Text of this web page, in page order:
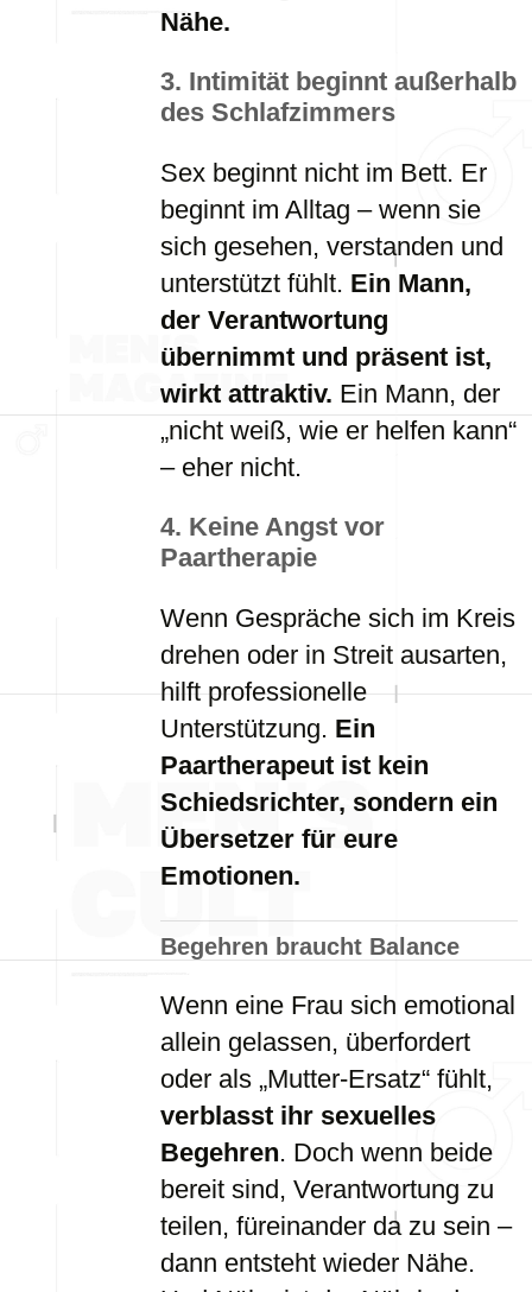
Nähe.
3. Intimität beginnt außerhalb
des Schlafzimmers
Sex beginnt nicht im Bett. Er
beginnt im Alltag – wenn sie
sich gesehen, verstanden und
unterstützt fühlt. Ein Mann,
der Verantwortung
übernimmt und präsent ist,
wirkt attraktiv. Ein Mann, der
„nicht weiß, wie er helfen kann“
– eher nicht.
4. Keine Angst vor
Paartherapie
Wenn Gespräche sich im Kreis
drehen oder in Streit ausarten,
hilft professionelle
Unterstützung. Ein
Paartherapeut ist kein
Schiedsrichter, sondern ein
Übersetzer für eure
Emotionen.
Begehren braucht Balance
Wenn eine Frau sich emotional
allein gelassen, überfordert
oder als „Mutter-Ersatz“ fühlt,
verblasst ihr sexuelles
Begehren. Doch wenn beide
bereit sind, Verantwortung zu
teilen, füreinander da zu sein –
dann entsteht wieder Nähe.